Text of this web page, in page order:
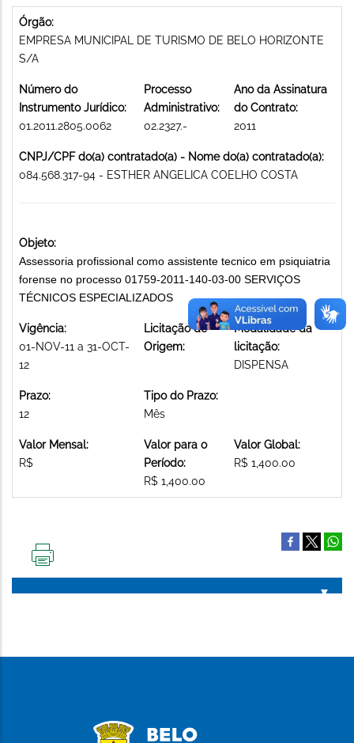
Órgão:
EMPRESA MUNICIPAL DE TURISMO DE BELO HORIZONTE
S/A
Número do
Instrumento Jurídico:
01.2011.2805.0062
Processo
Administrativo:
02.2327.-
Ano da Assinatura
do Contrato:
2011
CNPJ/CPF do(a) contratado(a) - Nome do(a) contratado(a):
084.568.317-94 - ESTHER ANGELICA COELHO COSTA
Objeto:
Assessoria profissional como assistente tecnico em psiquiatria
forense no processo 01759-2011-140-03-00 SERVIÇOS
TÉCNICOS ESPECIALIZADOS
Vigência:
01-NOV-11 a 31-OCT-
12
Licitação de
Origem:
Modalidade da
licitação:
DISPENSA
Prazo:
12
Tipo do Prazo:
Mês
Valor Mensal:
R$
Valor para o
Período:
R$ 1,400.00
Valor Global:
R$ 1,400.00
PÁGINA